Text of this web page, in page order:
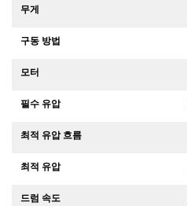
무게
구동 방법
모터
필수 유압
최적 유압 흐름
최적 유압
드럼 속도